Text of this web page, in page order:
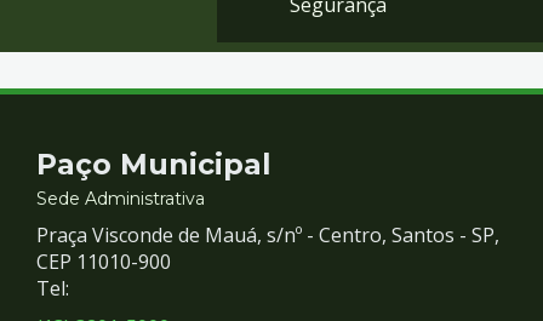
Contato
e
Redes
Paço Municipal
Sede Administrativa
Praça Visconde de Mauá, s/nº - Centro, Santos - SP,
CEP 11010-900
Tel: